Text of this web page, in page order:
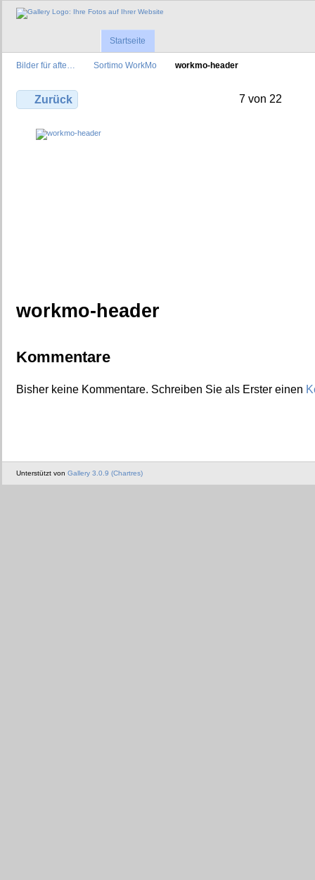
Startseite
Bilder für afte… Sortimo WorkMo workmo-header
Zurück 7 von 22
workmo-header
Kommentare
Bisher keine Kommentare. Schreiben Sie als Erster einen
Unterstützt von Gallery 3.0.9 (Chartres)